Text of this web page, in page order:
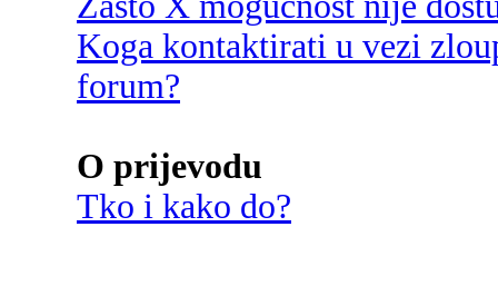
Koga kontaktirati u vezi
forum?
O prijevodu
Tko i kako do?